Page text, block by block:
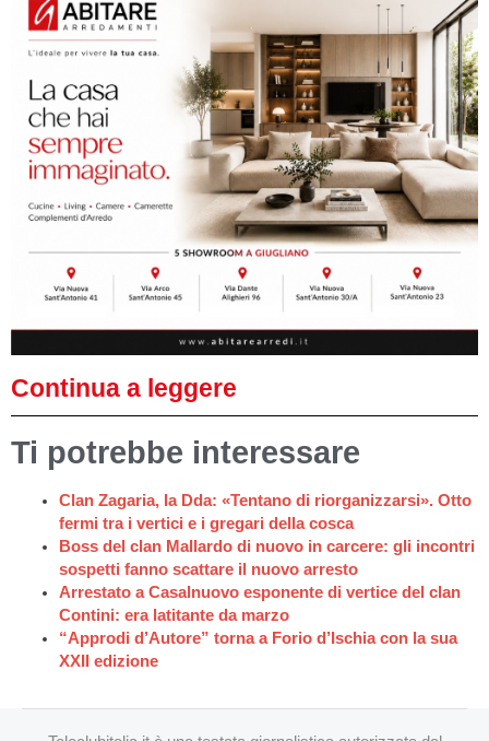
Continua a leggere
Ti potrebbe interessare
Clan Zagaria, la Dda: «Tentano di riorganizzarsi». Otto
fermi tra i vertici e i gregari della cosca
Boss del clan Mallardo di nuovo in carcere: gli incontri
sospetti fanno scattare il nuovo arresto
Arrestato a Casalnuovo esponente di vertice del clan
Contini: era latitante da marzo
“Approdi d’Autore” torna a Forio d’Ischia con la sua
XXII edizione